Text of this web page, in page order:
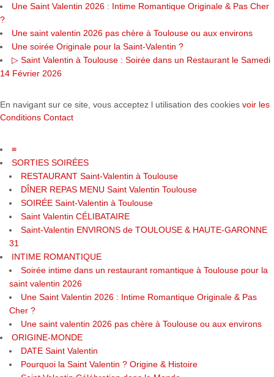
Une Saint Valentin 2026 : Intime Romantique Originale & Pas Cher
?
Une saint valentin 2026 pas chère à Toulouse ou aux environs
Une soirée Originale pour la Saint-Valentin ?
▷ Saint Valentin à Toulouse : Soirée dans un Restaurant le Samedi
14 Février 2026
En navigant sur ce site, vous acceptez l utilisation des cookies voir les
Conditions Contact
≡
SORTIES SOIRÉES
RESTAURANT Saint-Valentin à Toulouse
DÎNER REPAS MENU Saint Valentin Toulouse
SOIRÉE Saint-Valentin à Toulouse
Saint Valentin CÉLIBATAIRE
Saint-Valentin ENVIRONS de TOULOUSE & HAUTE-GARONNE
31
INTIME ROMANTIQUE
Soirée intime dans un restaurant romantique à Toulouse pour la
saint valentin 2026
Une Saint Valentin 2026 : Intime Romantique Originale & Pas
Cher ?
Une saint valentin 2026 pas chère à Toulouse ou aux environs
ORIGINE-MONDE
DATE Saint Valentin
Pourquoi la Saint Valentin ? Origine & Histoire